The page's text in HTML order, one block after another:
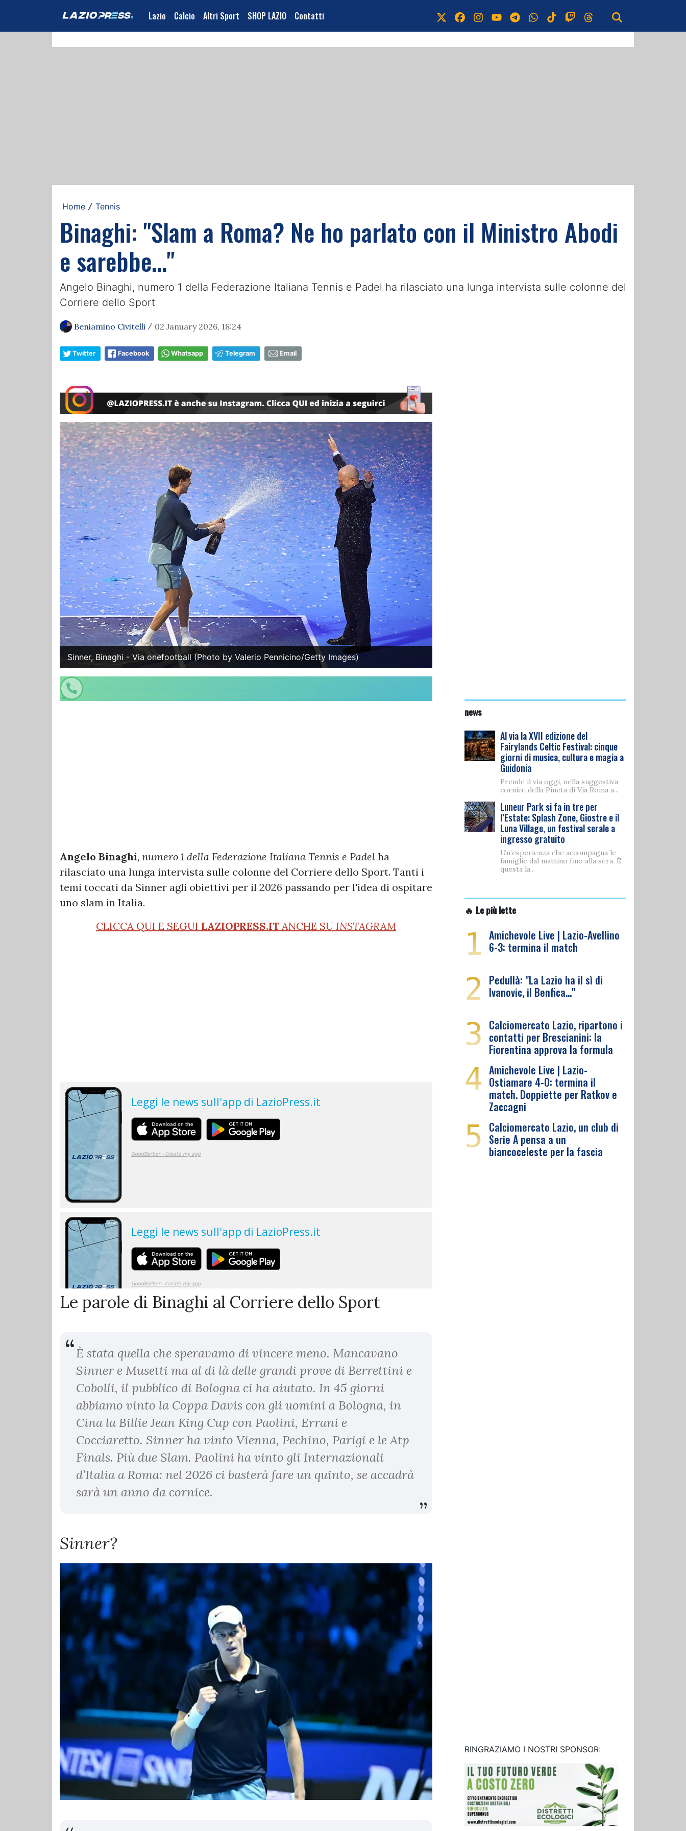
Lazio Calcio Altri Sport SHOP LAZIO Contatti
Home / Tennis
Binaghi: "Slam a Roma? Ne ho parlato con il Ministro Abodi
e sarebbe…"
Angelo Binaghi, numero 1 della Federazione Italiana Tennis e Padel ha rilasciato una lunga intervista sulle colonne del
Corriere dello Sport
Beniamino Civitelli / 02 January 2026, 18:24
Twitter Facebook Whatsapp Telegram Email
Sinner, Binaghi - Via onefootball (Photo by Valerio Pennicino/Getty Images)
Angelo Binaghi, numero 1 della Federazione Italiana Tennis e Padel ha
rilasciato una lunga intervista sulle colonne del Corriere dello Sport. Tanti i
temi toccati da Sinner agli obiettivi per il 2026 passando per l'idea di ospitare
uno slam in Italia.
CLICCA QUI E SEGUI LAZIOPRESS.IT ANCHE SU INSTAGRAM
Le parole di Binaghi al Corriere dello Sport
È stata quella che speravamo di vincere meno. Mancavano
Sinner e Musetti ma al di là delle grandi prove di Berrettini e
Cobolli, il pubblico di Bologna ci ha aiutato. In 45 giorni
abbiamo vinto la Coppa Davis con gli uomini a Bologna, in
Cina la Billie Jean King Cup con Paolini, Errani e
Cocciaretto. Sinner ha vinto Vienna, Pechino, Parigi e le Atp
Finals. Più due Slam. Paolini ha vinto gli Internazionali
d’Italia a Roma: nel 2026 ci basterà fare un quinto, se accadrà
sarà un anno da cornice.
Sinner?
news
Al via la XVII edizione del
Fairylands Celtic Festival: cinque
giorni di musica, cultura e magia a
Guidonia
Prende il via oggi, nella suggestiva
cornice della Pineta di Via Roma a...
Luneur Park si fa in tre per
l’Estate: Splash Zone, Giostre e il
Luna Village, un festival serale a
ingresso gratuito
Un’esperienza che accompagna le
famiglie dal mattino fino alla sera. È
questa la...
🔥 Le più lette
1 Amichevole Live | Lazio-Avellino
6-3: termina il match
2 Pedullà: "La Lazio ha il sì di
Ivanovic, il Benfica…"
3 Calciomercato Lazio, ripartono i
contatti per Brescianini: la
Fiorentina approva la formula
4 Amichevole Live | Lazio-
Ostiamare 4-0: termina il
match. Doppiette per Ratkov e
Zaccagni
5 Calciomercato Lazio, un club di
Serie A pensa a un
biancoceleste per la fascia
RINGRAZIAMO I NOSTRI SPONSOR: